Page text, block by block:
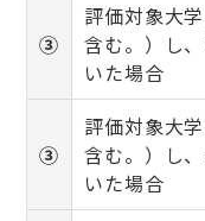
③
評価対象大
含む。）し
いた場合
③
評価対象大
含む。）し
いた場合